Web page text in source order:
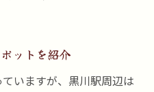
ットを紹介
いますが、黒川駅周辺は